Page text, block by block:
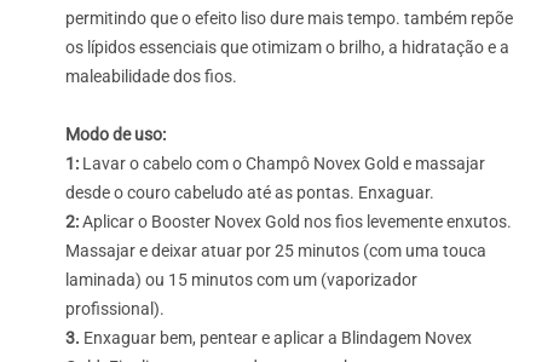
permitindo que o efeito liso dure mais tempo. também repõe
os lípidos essenciais que otimizam o brilho, a hidratação e a
maleabilidade dos fios.
Modo de uso:
1: Lavar o cabelo com o Champô Novex Gold e massajar
desde o couro cabeludo até as pontas. Enxaguar.
2:Aplicar o Booster Novex Gold nos fios levemente enxutos.
Massajar e deixar atuar por 25 minutos (com uma touca
laminada) ou 15 minutos com um (vaporizador
profissional).
3. Enxaguar bem, pentear e aplicar a Blindagem Novex